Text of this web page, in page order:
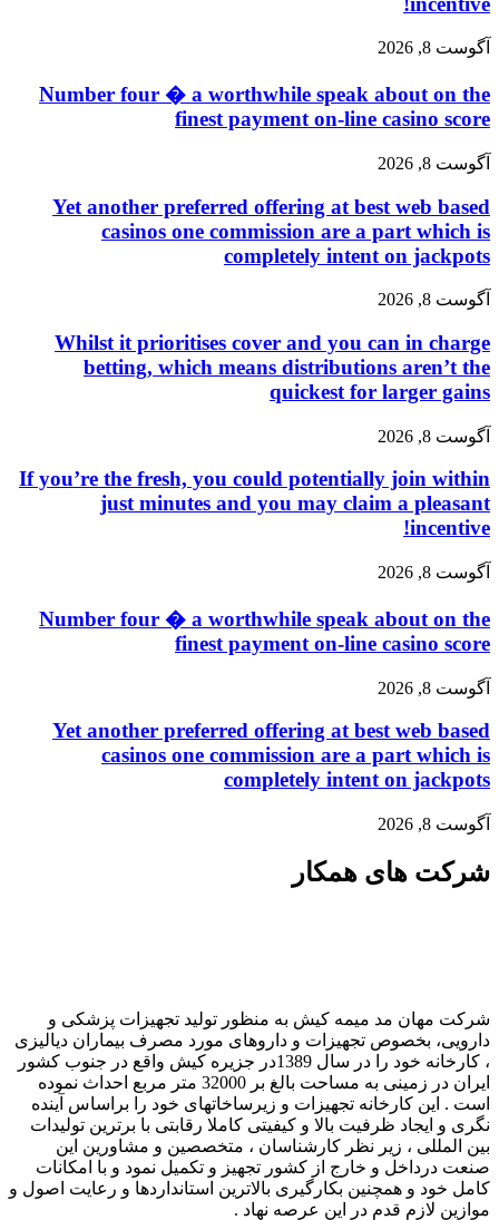
آگوست 8, 2026
Number four � a worthwhile speak about on the
finest payment on-line casino score
آگوست 8, 2026
Yet another preferred offering at best web based
casinos one commission are a part which is
completely intent on jackpots
آگوست 8, 2026
Whilst it prioritises cover and you can in charge
betting, which means distributions aren’t the
quickest for larger gains
آگوست 8, 2026
If you’re the fresh, you could potentially join within
just minutes and you may claim a pleasant
incentive!
آگوست 8, 2026
Number four � a worthwhile speak about on the
finest payment on-line casino score
آگوست 8, 2026
Yet another preferred offering at best web based
casinos one commission are a part which is
completely intent on jackpots
آگوست 8, 2026
شرکت های همکار
شرکت مهان مد میمه کیش به منظور تولید تجهیزات پزشکی و
دارویی، بخصوص تجهیزات و داروهای مورد مصرف بیماران دیالیزی
، کارخانه خود را در سال 1389در جزیره کیش واقع در جنوب کشور
ایران در زمینی به مساحت بالغ بر 32000 متر مربع احداث نموده
است . این کارخانه تجهیزات و زیرساخاتهای خود را براساس آینده
نگری و ایجاد ظرفیت بالا و کیفیتی کاملا رقابتی با برترین تولیدات
بین المللی ، زیر نظر کارشناسان ، متخصصین و مشاورین این
صنعت درداخل و خارج از کشور تجهیز و تکمیل نمود و با امکانات
کامل خود و همچنین بکارگیری بالاترین استانداردها و رعایت اصول و
موازین لازم قدم در این عرصه نهاد .